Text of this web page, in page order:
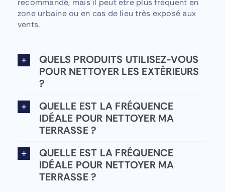
recommandé, mais il peut être plus fréquent en
zone urbaine ou en cas de lieu très exposé aux
vents.
QUELS PRODUITS UTILISEZ-VOUS
POUR NETTOYER LES EXTÉRIEURS
?
QUELLE EST LA FRÉQUENCE
IDÉALE POUR NETTOYER MA
TERRASSE ?
QUELLE EST LA FRÉQUENCE
IDÉALE POUR NETTOYER MA
TERRASSE ?